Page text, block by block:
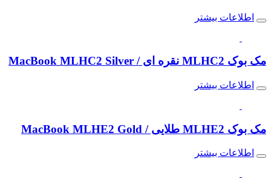
اطلاعات بیشتر
مک بوک MLHC2 نقره ای / MacBook MLHC2 Silver
اطلاعات بیشتر
مک بوک MLHE2 طلایی / MacBook MLHE2 Gold
اطلاعات بیشتر